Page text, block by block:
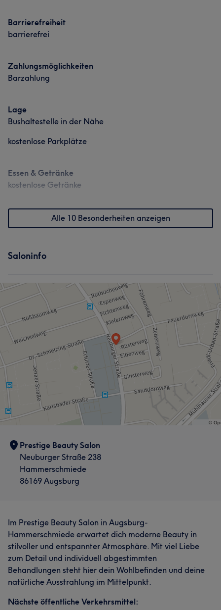
Barrierefreiheit
barrierefrei
Zahlungsmöglichkeiten
Barzahlung
Lage
Bushaltestelle in der Nähe
kostenlose Parkplätze
Essen & Getränke
kostenlose Getränke
Alle 10 Besonderheiten anzeigen
Saloninfo
Prestige Beauty Salon
Neuburger Straße 238
Hammerschmiede
86169 Augsburg
Im Prestige Beauty Salon in Augsburg-
Hammerschmiede erwartet dich moderne Beauty in
stilvoller und entspannter Atmosphäre. Mit viel Liebe
zum Detail und individuell abgestimmten
Behandlungen steht hier dein Wohlbefinden und deine
natürliche Ausstrahlung im Mittelpunkt.
Nächste öffentliche Verkehrsmittel: